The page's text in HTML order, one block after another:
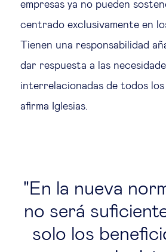
empresas ya no pueden
centrado exclusivamente en
Tienen una responsabilidad
dar respuesta a las
interrelacionadas de todos los
afirma Iglesias.
En la nueva
no será
solo los